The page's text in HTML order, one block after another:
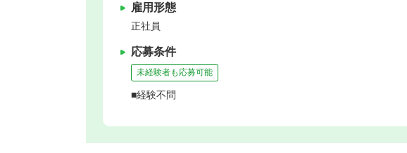
雇用形態
正社員
応募条件
未経験者も応募可能
■経験不問